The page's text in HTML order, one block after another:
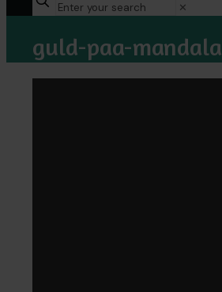
✕
guld-paa-mandala